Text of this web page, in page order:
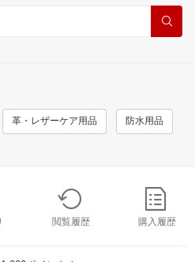
革・レザーケア用品 防水用品
閲覧履歴 購入履歴